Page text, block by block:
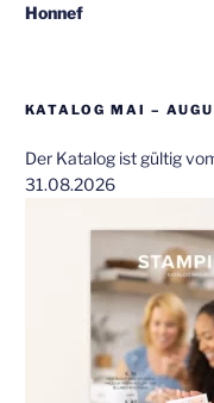
Honnef
KATALOG MAI –
Der Katalog ist gültig
31.08.2026